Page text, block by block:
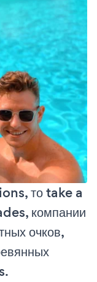
то take a
компании
очков,